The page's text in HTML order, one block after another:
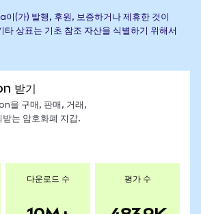
이(가) 발행, 후원, 보증하거나 제휴한 것이
타 상표는 기초 참조 자산을 식별하기 위해서
받기
을 구매, 판매, 거래,
는 암호화폐 지갑.
다운로드 수 평가 수